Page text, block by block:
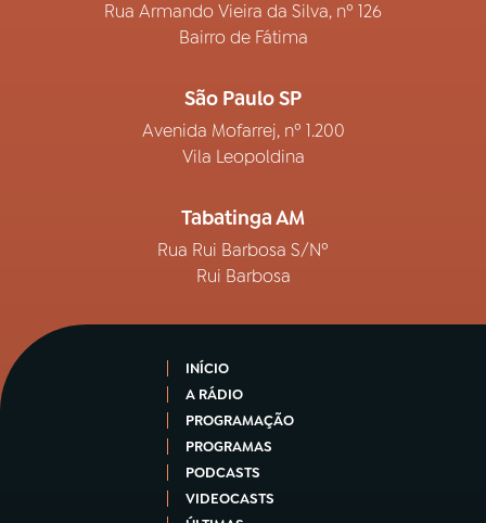
Rua Armando Vieira da Silva, nº 126
Bairro de Fátima
São Paulo SP
Avenida Mofarrej, nº 1.200
Vila Leopoldina
Tabatinga AM
Rua Rui Barbosa S/Nº
Rui Barbosa
INÍCIO
A RÁDIO
PROGRAMAÇÃO
PROGRAMAS
PODCASTS
VIDEOCASTS